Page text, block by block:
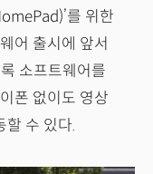
를 위한
어 출시에 앞서
소프트웨어를
폰 없이도 영상
할 수 있다.